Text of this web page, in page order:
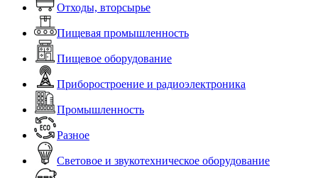
Отходы, вторсырье
Пищевая промышленность
Пищевое оборудование
Приборостроение и радиоэлектроника
Промышленность
Разное
Световое и звукотехническое оборудование